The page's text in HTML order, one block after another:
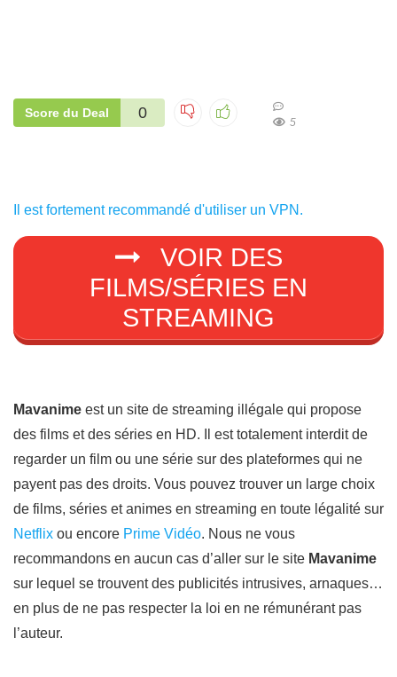
Score du Deal 0
5
Il est fortement recommandé d'utiliser un VPN.
VOIR DES
FILMS/SÉRIES EN
STREAMING
Mavanime est un site de streaming illégale qui propose
des films et des séries en HD. Il est totalement interdit de
regarder un film ou une série sur des plateformes qui ne
payent pas des droits. Vous pouvez trouver un large choix
de films, séries et animes en streaming en toute légalité sur
Netflix ou encore Prime Vidéo. Nous ne vous
recommandons en aucun cas d’aller sur le site Mavanime
sur lequel se trouvent des publicités intrusives, arnaques…
en plus de ne pas respecter la loi en ne rémunérant pas
l’auteur.